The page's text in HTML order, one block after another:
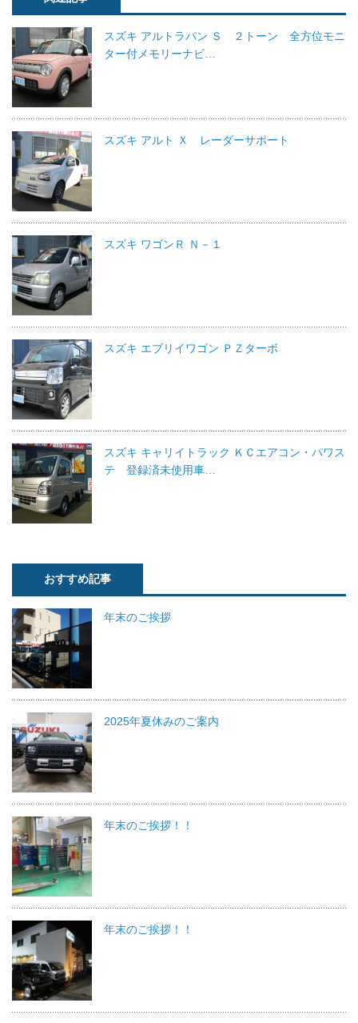
スズキ アルトラパン Ｓ ２トーン 全方位モニ
ター付メモリーナビ…
スズキ アルト Ｘ レーダーサポート
スズキ ワゴンＲ Ｎ－１
スズキ エブリイワゴン ＰＺターボ
スズキ キャリイトラック ＫＣエアコン・パワス
テ 登録済未使用車…
おすすめ記事
年末のご挨拶
2025年夏休みのご案内
年末のご挨拶！！
年末のご挨拶！！